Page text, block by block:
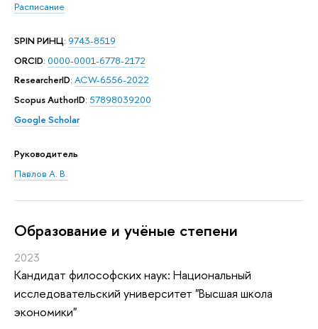
Расписание
SPIN РИНЦ: 9743-8519
ORCID: 0000-0001-6778-2172
ResearcherID: ACW-6556-2022
Scopus AuthorID: 57898039200
Google Scholar
Руководитель
Павлов А. В.
Oбразование и учёные степени
2023
Кандидат философских наук: Национальный
исследовательский университет "Высшая школа
экономики"